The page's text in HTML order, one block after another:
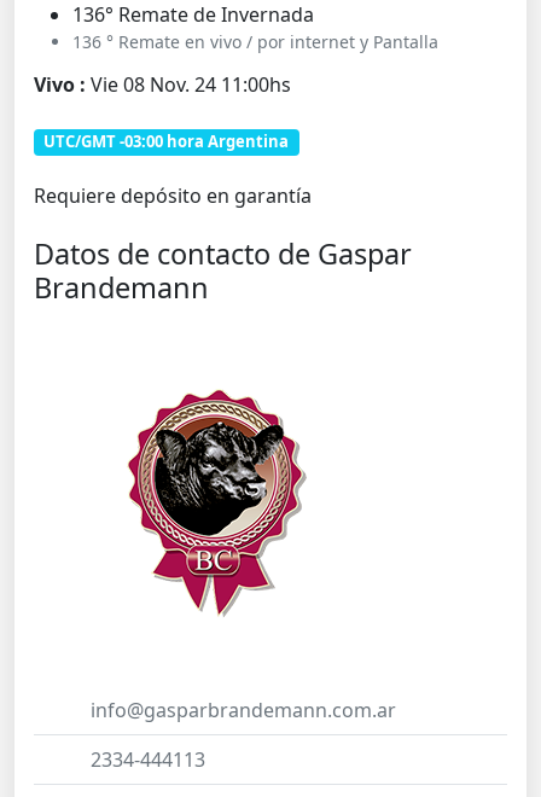
136° Remate de Invernada
136 ° Remate en vivo / por internet y Pantalla
Vivo : Vie 08 Nov. 24 11:00hs
UTC/GMT -03:00 hora Argentina
Requiere depósito en garantía
Datos de contacto de Gaspar
Brandemann
info@gasparbrandemann.com.ar
2334-444113